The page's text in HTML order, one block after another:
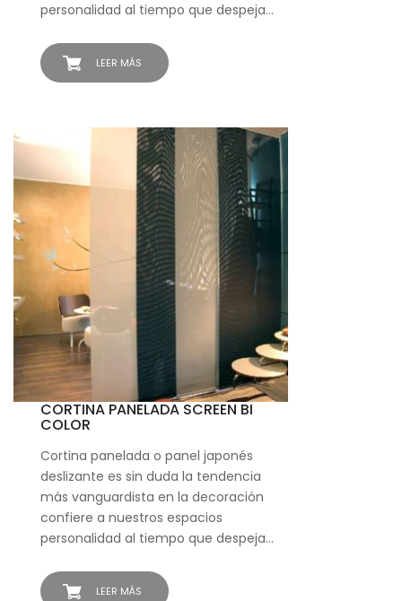
LEER MÁS
personalidad al tiempo que despeja…
LEER MÁS
CORTINA PANELADA SCREEN BI
COLOR
Cortina panelada o panel japonés
deslizante es sin duda la tendencia
más vanguardista en la decoración
confiere a nuestros espacios
personalidad al tiempo que despeja…